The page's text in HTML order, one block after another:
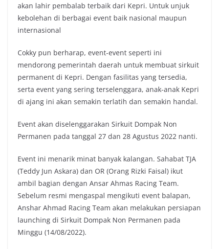
akan lahir pembalab terbaik dari Kepri. Untuk unjuk
kebolehan di berbagai event baik nasional maupun
internasional
Cokky pun berharap, event-event seperti ini
mendorong pemerintah daerah untuk membuat sirkuit
permanent di Kepri. Dengan fasilitas yang tersedia,
serta event yang sering terselenggara, anak-anak Kepri
di ajang ini akan semakin terlatih dan semakin handal.
Event akan diselenggarakan Sirkuit Dompak Non
Permanen pada tanggal 27 dan 28 Agustus 2022 nanti.
Event ini menarik minat banyak kalangan. Sahabat TJA
(Teddy Jun Askara) dan OR (Orang Rizki Faisal) ikut
ambil bagian dengan Ansar Ahmas Racing Team.
Sebelum resmi mengaspal mengikuti event balapan,
Anshar Ahmad Racing Team akan melakukan persiapan
launching di Sirkuit Dompak Non Permanen pada
Minggu (14/08/2022).